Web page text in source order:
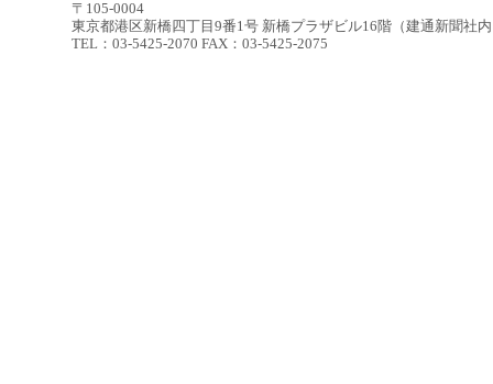
〒105-0004
東京都港区新橋四丁目9番1号 新橋プラザビル16階（建通新聞社
TEL：03-5425-2070 FAX：03-5425-2075